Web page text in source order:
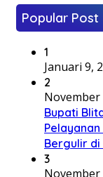
Popular Post
1
Januari 9,
2
November
Bupati
Bergulir
3
November